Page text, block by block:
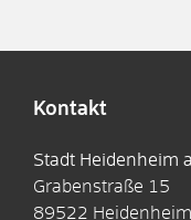
Kontakt
Stadt Heidenheim
Grabenstraße 15
89522 Heidenheim